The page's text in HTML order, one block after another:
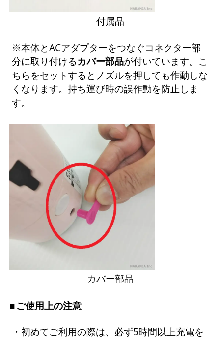
付属品
※本体とACアダプターをつなぐコネクター部
分に取り付けるカバー部品が付いています。こ
ちらをセットするとノズルを押しても作動しな
くなります。持ち運び時の誤作動を防止しま
す。
カバー部品
ご使用上の注意
・初めてご利用の際は、必ず5時間以上充電を